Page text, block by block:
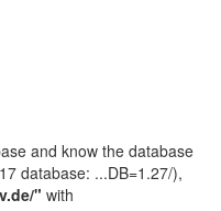
and know the database
database: ...DB=1.27/),
" with